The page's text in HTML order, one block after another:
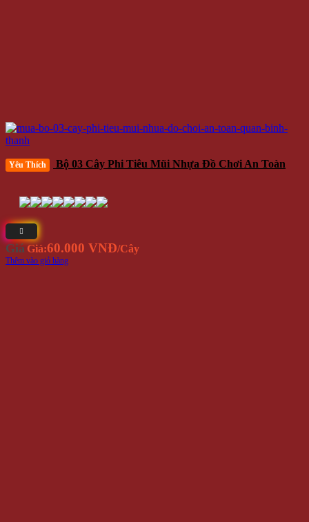
Yêu Thích Bộ 03 Cây Phi Tiêu Mũi Nhựa Đồ Chơi An Toàn
Giá Giá:60.000 VNĐ/Cây
Thêm vào giỏ hàng